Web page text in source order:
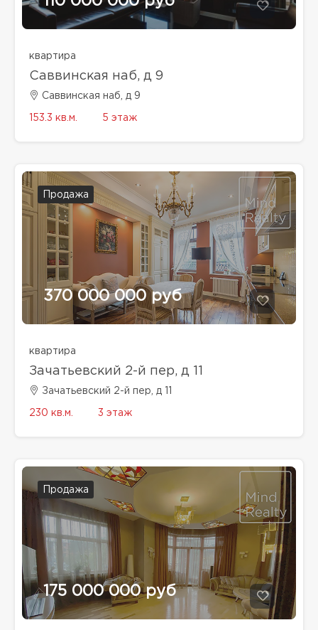
квартира
Саввинская наб, д 9
Саввинская наб, д 9
153.3 кв.м. 5 этаж
Продажа
370 000 000 руб
квартира
Зачатьевский 2-й пер, д 11
Зачатьевский 2-й пер, д 11
230 кв.м. 3 этаж
Продажа
175 000 000 руб